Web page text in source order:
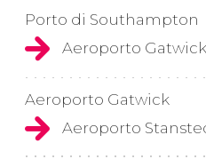
Porto di Southampton
Aeroporto Gatwick
Aeroporto Gatwick
Aeroporto